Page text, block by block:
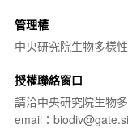
管理權
中央研究院生物多樣
授權聯絡窗口
請洽中央研究院生物
email：